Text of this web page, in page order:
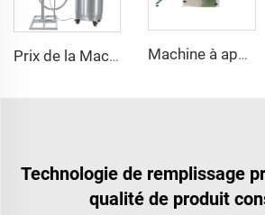
Prix de la Machine Automatique de Remplissage et de Pulvérisation à Azote Liquide pour Bouteilles PET d'Huile et d'Eau Machine à appliquer des étiquettes adhésives bilatérales sur bouteilles carrées, ovales ou plates en verre
Technologie de remplissage
qualité de produit